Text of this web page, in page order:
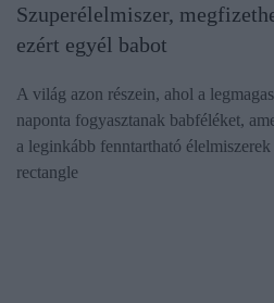
Szuperélelmiszer,
ezért egyél babot
A világ azon részein, ahol a
naponta fogyasztanak babféléket,
a leginkább fenntartható
rectangle